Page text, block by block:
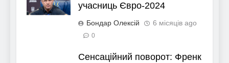
учасниць Євро-2024
Бондар Олексій 6 місяців ago
0
Сенсаційний поворот: Френк